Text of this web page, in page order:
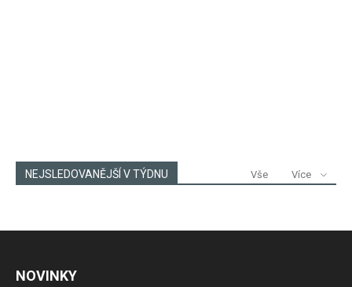
NEJSLEDOVANĚJŠÍ V TÝDNU Vše Více
NOVINKY